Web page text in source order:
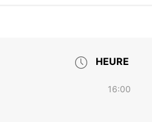
HEURE
16:00